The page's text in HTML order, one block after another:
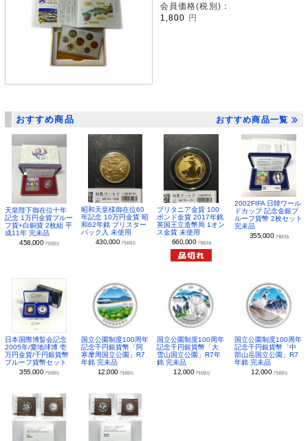
会員価格(税別)：
1,800 円
おすすめ商品 おすすめ商品一覧
天皇陛下御在位十年
記念 1万円金貨プルー
フ貨+白銅貨 2枚組 平
成11年 完未品
458,000 円(税別)
昭和天皇様御在位60
年記念 10万円金貨 昭
和62年銘 ブリスター
パック入 未使用
430,000 円(税別)
ブリタニア金貨 100
ポンド金貨 2017年銘
英国王立造幣局 1オン
ス金貨 未使用
660,000 円(税別)
2002FIFA 日韓ワール
ドカップ 記念金銀プ
ルーフ貨幣 2枚セット
完未品
355,000 円(税別)
日本国際博覧会記念
2005年/愛地球博 壱
万円金貨/千円銀貨幣
プルーフ貨幣セット
355,000 円(税別)
国立公園制度100周年
記念千円銀貨幣「阿
寒摩周国立公園」R7
年銘 完未品
12,000 円(税別)
国立公園制度100周年
記念千円銀貨幣「大
雪山国立公園」R7年
銘 完未品
12,000 円(税別)
国立公園制度100周年
記念千円銀貨幣「中
部山岳国立公園」R7
年銘 完未品
12,000 円(税別)